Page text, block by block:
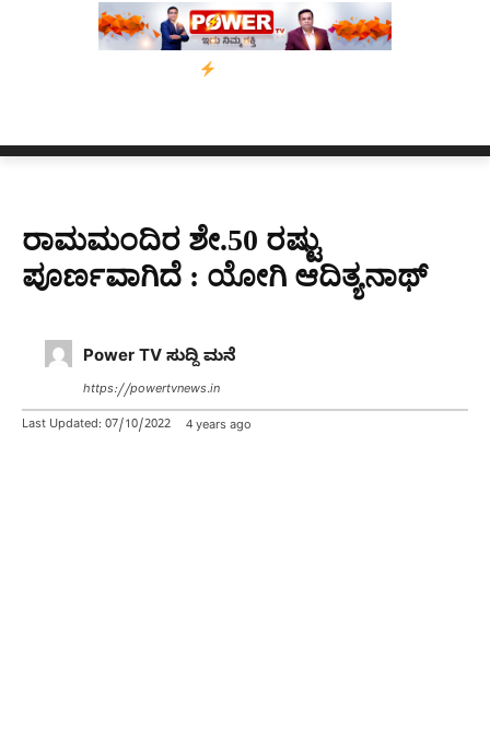
ನ್ಯೂಸ್ ಕಾರ್ಪ್‌ಗೆ ಎಐಯಿಂದ ಸಂಕಷ್ಟ: ಆಸ್ಟ್ರೇಲಿಯಾದಲ್ಲಿ
ರಾಮಮಂದಿರ ಶೇ.50 ರಷ್ಟು
ಪೂರ್ಣವಾಗಿದೆ : ಯೋಗಿ ಆದಿತ್ಯನಾಥ್
Power TV ಸುದ್ದಿ ಮನೆ
https://powertvnews.in
Last Updated: 07/10/2022 4 years ago